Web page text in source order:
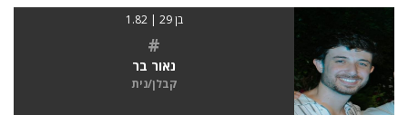
בן 29 | 1.82
#
נאור בר
קבלן/נית